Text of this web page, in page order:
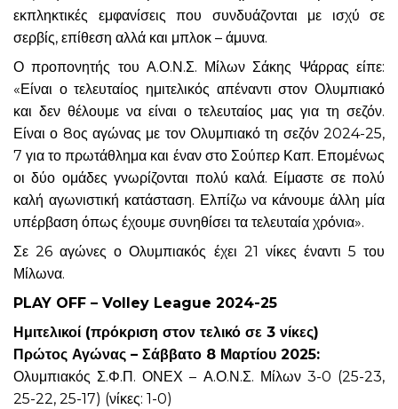
εκπληκτικές εμφανίσεις που συνδυάζονται με ισχύ σε
σερβίς, επίθεση αλλά και μπλοκ – άμυνα.
Ο προπονητής του Α.Ο.Ν.Σ. Μίλων Σάκης Ψάρρας είπε:
«Είναι ο τελευταίος ημιτελικός απέναντι στον Ολυμπιακό
και δεν θέλουμε να είναι ο τελευταίος μας για τη σεζόν.
Είναι ο 8ος αγώνας με τον Ολυμπιακό τη σεζόν 2024-25,
7 για το πρωτάθλημα και έναν στο Σούπερ Καπ. Επομένως
οι δύο ομάδες γνωρίζονται πολύ καλά. Είμαστε σε πολύ
καλή αγωνιστική κατάσταση. Ελπίζω να κάνουμε άλλη μία
υπέρβαση όπως έχουμε συνηθίσει τα τελευταία χρόνια».
Σε 26 αγώνες ο Ολυμπιακός έχει 21 νίκες έναντι 5 του
Μίλωνα.
PLAY OFF – Volley League 2024-25
Ημιτελικοί (πρόκριση στον τελικό σε 3 νίκες)
Πρώτος Αγώνας – Σάββατο 8 Μαρτίου 2025:
Ολυμπιακός Σ.Φ.Π. ΟΝΕΧ – Α.Ο.Ν.Σ. Μίλων 3-0 (25-23,
25-22, 25-17) (νίκες: 1-0)